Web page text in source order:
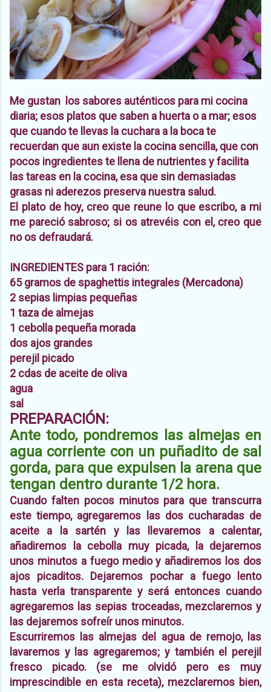
Me gustan los sabores auténticos para mi cocina
diaria; esos platos que saben a huerta o a mar; esos
que cuando te llevas la cuchara a la boca te
recuerdan que aun existe la cocina sencilla, que con
pocos ingredientes te llena de nutrientes y facilita
las tareas en la cocina, esa que sin demasiadas
grasas ni aderezos preserva nuestra salud.
El plato de hoy, creo que reune lo que escribo, a mi
me pareció sabroso; si os atrevéis con el, creo que
no os defraudará.
INGREDIENTES para 1 ración:
65 gramos de spaghettis integrales (Mercadona)
2 sepias limpias pequeñas
1 taza de almejas
1 cebolla pequeña morada
dos ajos grandes
perejil picado
2 cdas de aceite de oliva
agua
sal
PREPARACIÓN:
Ante todo, pondremos las almejas en
agua corriente con un puñadito de sal
gorda, para que expulsen la arena que
tengan dentro durante 1/2 hora.
Cuando falten pocos minutos para que transcurra
este tiempo, agregaremos las dos cucharadas de
aceite a la sartén y las llevaremos a calentar,
añadiremos la cebolla muy picada, la dejaremos
unos minutos a fuego medio y añadiremos los dos
ajos picaditos. Dejaremos pochar a fuego lento
hasta verla transparente y será entonces cuando
agregaremos las sepias troceadas, mezclaremos y
las dejaremos sofreír unos minutos.
Escurriremos las almejas del agua de remojo, las
lavaremos y las agregaremos; y también el perejil
fresco picado. (se me olvidó pero es muy
imprescindible en esta receta), mezclaremos bien,